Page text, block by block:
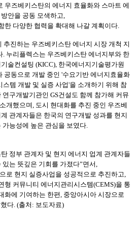
우즈베키스탄의 에너지 효율화와 스마트 에
안을 공동 모색하고,
한 다양한 협력을 확대해 나갈 계획이다.
진하는 우즈베키스탄 에너지 시장 개척 지
누리플렉스는 우즈베키스탄 에너지부와 한
술컨설팅 (KICC), 한국에너지기술평가원
공동으로 개발 중인 '수요기반 에너지효율화
템 개발 및 실증 사업'을 소개하기 위해 참
구개발기관인 GS건설도 함께 참가해 커뮤
개했으며, 도시 현대화를 추진 중인 우즈베
관계자들은 한국의 연구개발 성과를 현지
능성에 높은 관심을 보였다.
정부 관계자 및 현지 에너지 업계 관계자들
는 뜻깊은 기회를 가졌다”면서,
로 현지 실증사업을 성공적으로 추진하고,
형 커뮤니티 에너지관리시스템(CEMS)을 통
화에 기여하는 한편, 중앙아시아 시장으로
다. (출처: 보도자료)